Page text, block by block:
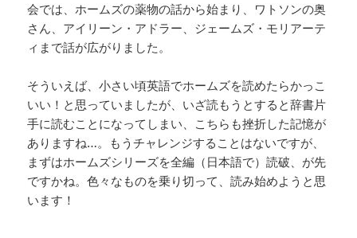
会では、ホームズの薬物の話から始まり、ワトソンの奥
さん、アイリーン・アドラー、ジェームズ・モリアーテ
ィまで話が広がりました。
そういえば、小さい頃英語でホームズを読めたらかっこ
いい！と思っていましたが、いざ読もうとすると辞書片
手に読むことになってしまい、こちらも挫折した記憶が
ありますね…。もうチャレンジすることはないですが、
まずはホームズシリーズを全編（日本語で）読破、が先
ですかね。色々なものを乗り切って、読み始めようと思
います！